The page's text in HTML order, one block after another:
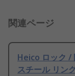
関連ページ
Heico ロック /
スチール リン